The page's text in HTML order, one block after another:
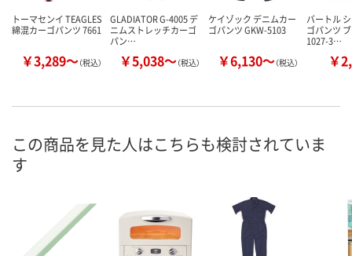
トーマセンイ TEAGLES
綿混カーゴパンツ 7661
￥3,289～（税込）
GLADIATOR G-4005 デ
ニムストレッチカーゴ
パン…
￥5,038～（税込）
ケイゾック デニムカー
ゴパンツ GKW-5103
￥6,130～（税込）
バートル
ゴパンツ
1027-3…
￥
この商品を見た人はこちらも検討されていま
す